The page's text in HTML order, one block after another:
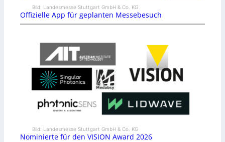
Bild: Landesmesse Stuttgart GmbH & Co. KG
Offizielle App für geplanten Messebesuch
Bild: Landesmesse Stuttgart GmbH & Co. KG
Nominierte für den VISION Award 2026